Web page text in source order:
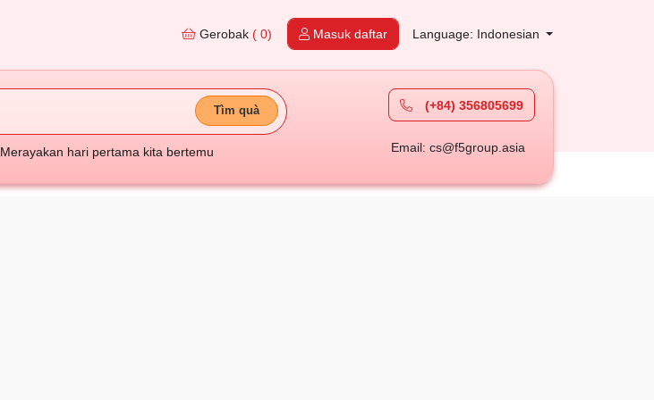
Gerobak ( 0) Masuk daftar Language: Indonesian
Tìm quà
Merayakan hari pertama kita bertemu
(+84) 356805699
Email: cs@f5group.asia